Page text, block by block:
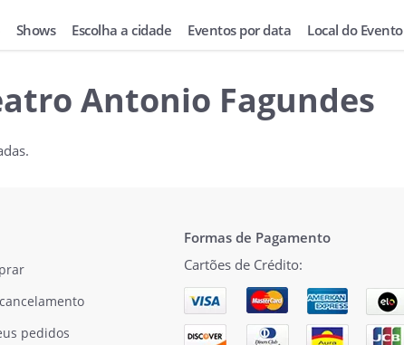
Shows Escolha a cidade Eventos por data Local do Evento
Antonio Fagundes
pedidos
Formas de Pagamento
Cartões de Crédito: